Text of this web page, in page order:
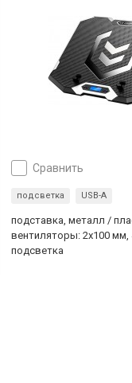
сравнить
подсветка USB-A
подставка, металл /
вентиляторы: 2x100 мм,
подсветка